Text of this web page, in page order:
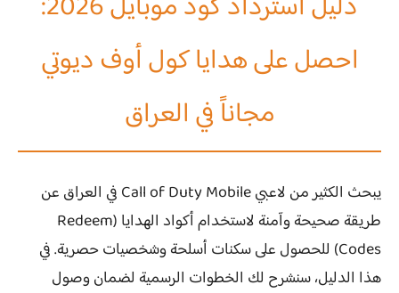
احصل على هدايا كول أوف ديوتي
مجاناً في العراق
يبحث الكثير من لاعبيCall of Duty Mobile في العراق عن
طريقة صحيحة وآمنة لاستخدام أكواد الهدايا (Redeem
Codes) للحصول على سكنات أسلحة وشخصيات حصرية. في
هذا الدليل، سنشرح لك الخطوات الرسمية لضمان وصول